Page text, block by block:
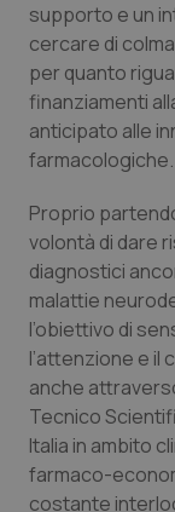
supporto e un
cercare di
per quanto
finanziamenti
anticipato alle
farmacologiche.
Proprio
volontà di dare
diagnostici
malattie
l’obiettivo di
l’attenzione e il
anche
Tecnico
Italia in ambito
farmaco-
costante